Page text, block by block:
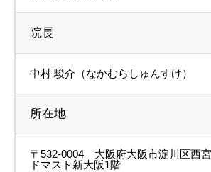
院長
中村 駿介（なかむらしゅんすけ）
所在地
〒532-0004 大阪府大阪市淀川区西
ドマスト新大阪1階